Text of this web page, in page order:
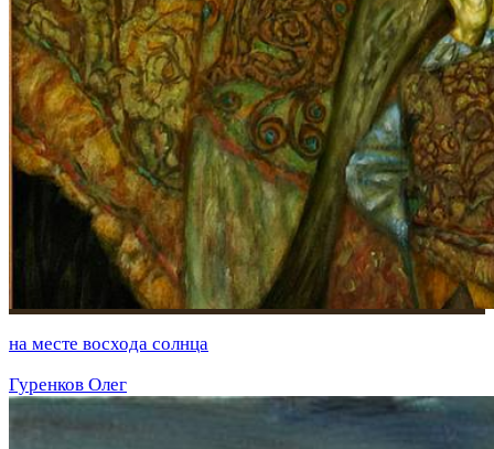
на месте восхода солнца
Гуренков Олег